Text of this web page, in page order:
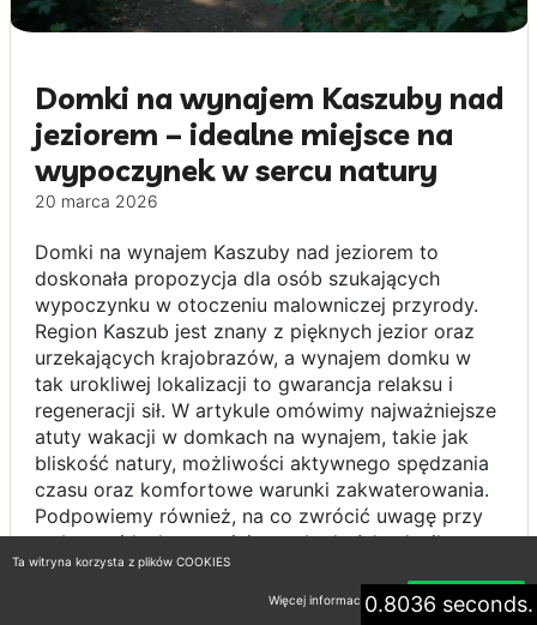
Domki na wynajem Kaszuby nad
jeziorem – idealne miejsce na
wypoczynek w sercu natury
20 marca 2026
Domki na wynajem Kaszuby nad jeziorem to
doskonała propozycja dla osób szukających
wypoczynku w otoczeniu malowniczej przyrody.
Region Kaszub jest znany z pięknych jezior oraz
urzekających krajobrazów, a wynajem domku w
tak urokliwej lokalizacji to gwarancja relaksu i
regeneracji sił. W artykule omówimy najważniejsze
atuty wakacji w domkach na wynajem, takie jak
bliskość natury, możliwości aktywnego spędzania
czasu oraz komfortowe warunki zakwaterowania.
Podpowiemy również, na co zwrócić uwagę przy
wyborze idealnego miejsca, aby każda chwila
spędzona nad jeziorem była niezapomniana.
Niezależnie od tego, czy planujesz wyjazd z0.8036 seconds.
Ta witryna korzysta z plików COOKIES
Więcej informacji Akceptuję